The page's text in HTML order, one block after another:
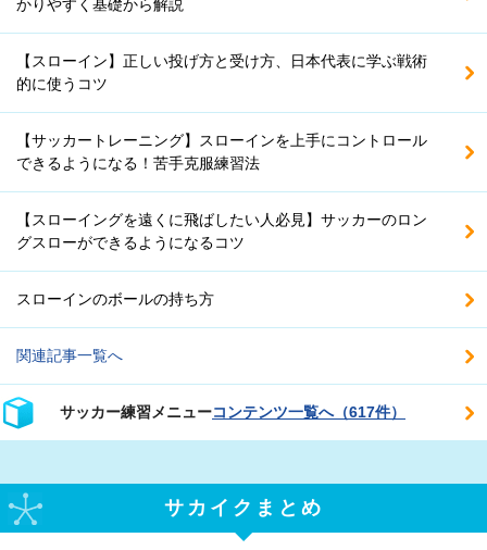
かりやすく基礎から解説
【スローイン】正しい投げ方と受け方、日本代表に学ぶ戦術
的に使うコツ
【サッカートレーニング】スローインを上手にコントロール
できるようになる！苦手克服練習法
【スローイングを遠くに飛ばしたい人必見】サッカーのロン
グスローができるようになるコツ
スローインのボールの持ち方
関連記事一覧へ
サッカー練習メニューコンテンツ一覧へ（617件）
サカイクまとめ